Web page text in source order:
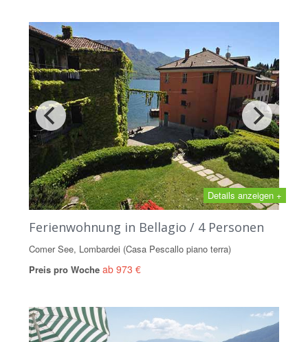
Details anzeigen +
Ferienwohnung in Bellagio / 4 Personen
Comer See, Lombardei (Casa Pescallo piano terra)
Preis pro Woche ab 973 €